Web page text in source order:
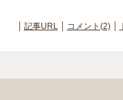
記事URL コメント(2)